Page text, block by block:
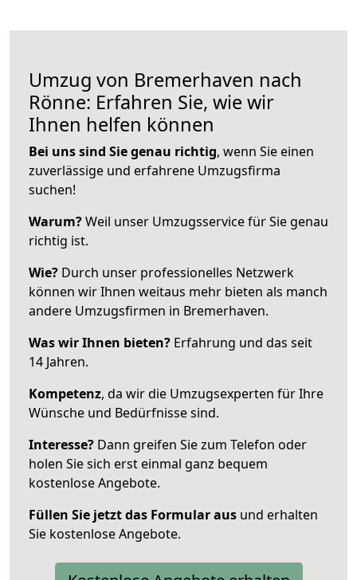
Umzug von Bremerhaven nach
Rönne: Erfahren Sie, wie wir
Ihnen helfen können
Bei uns sind Sie genau richtig, wenn Sie einen
zuverlässige und erfahrene Umzugsfirma
suchen!
Warum?Weil unser Umzugsservice für Sie genau
richtig ist.
Wie? Durch unser professionelles Netzwerk
können wir Ihnen weitaus mehr bieten als manch
andere Umzugsfirmen in Bremerhaven.
Was wir Ihnen bieten? Erfahrung und das seit
14 Jahren.
Kompetenz, da wir die Umzugsexperten für Ihre
Wünsche und Bedürfnisse sind.
Interesse? Dann greifen Sie zum Telefon oder
holen Sie sich erst einmal ganz bequem
kostenlose Angebote.
Füllen Sie jetzt das Formular aus und erhalten
Sie kostenlose Angebote.